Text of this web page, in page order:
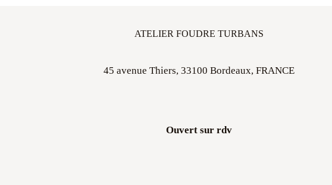
ATELIER FOUDRE TURBANS
45 avenue Thiers, 33100 Bordeaux, FRANCE
Ouvert sur rdv